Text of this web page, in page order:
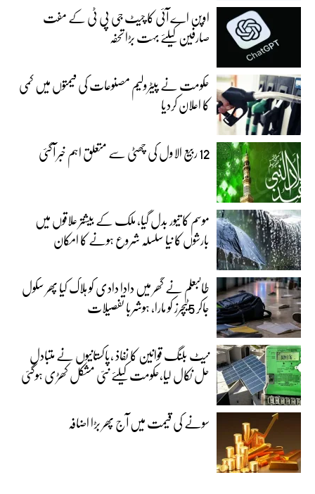
اوپن اے آئی کا چیٹ جی پی ٹی کے مفت
صارفین کیلئے بہت بڑا تحفہ
حکومت نے پیٹرولیم مصنوعات کی قیمتوں میں کمی
کا اعلان کردیا
12 ربیع الاول کی چھٹی سے متعلق اہم خبر آگئی
موسم کا تیور بدل گیا، ملک کے بیشتر علاقوں میں
بارشوں کا نیا سلسلہ شروع ہونے کا امکان
طالبعلم نے گھر میں دادا دادی کو ہلاک کیا پھر سکول
جاکر 5ٹیچرز کو مارا، ہوشربا تفصیلات
نیٹ بلنگ قوانین کا نفاذ ،پاکستانیوں نے متبادل
حل نکال لیا،حکومت کیلئے نئی مشکل کھڑی ہوگئی
سونے کی قیمت میں آج پھر بڑا اضافہ